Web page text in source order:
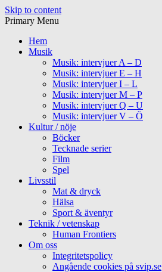
Skip to content
Primary Menu
Hem
Musik
Musik: intervjuer A – D
Musik: intervjuer E – H
Musik: intervjuer I – L
Musik: intervjuer M – P
Musik: intervjuer Q – U
Musik: intervjuer V – Ö
Kultur / nöje
Böcker
Tecknade serier
Film
Spel
Livsstil
Mat & dryck
Hälsa
Sport & äventyr
Teknik / vetenskap
Human Frontiers
Om oss
Integritetspolicy
Angående cookies på svip.se